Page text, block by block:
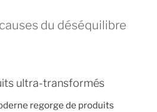
du déséquilibre
ultra-transformés
regorge de produits